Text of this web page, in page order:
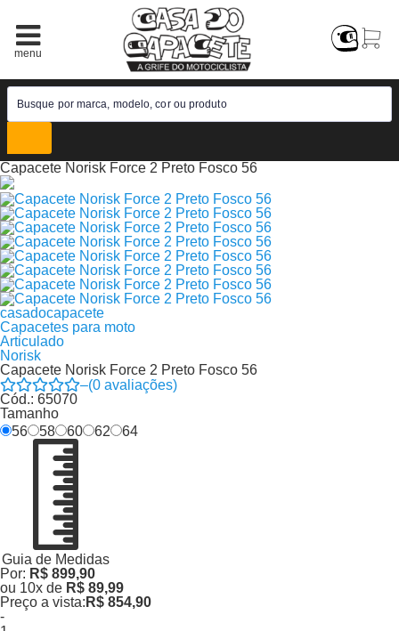
Capacete Norisk Force 2 Preto Fosco 56
casadocapacete
Capacetes para moto
Articulado
Norisk
Capacete Norisk Force 2 Preto Fosco 56
–(0 avaliações)
Cód.: 65070
Tamanho
56
58 60 62 64
Guia de Medidas
Por: R$ 899,90
ou 10x de R$ 89,99
Preço a vista: R$ 854,90
-